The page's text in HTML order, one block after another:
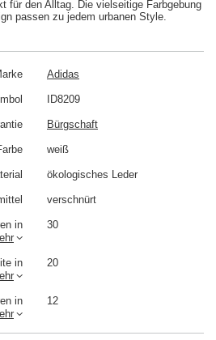
für den Alltag. Die vielseitige Farbgebung
passen zu jedem urbanen Style.
Adidas
ID8209
Bürgschaft
weiß
ökologisches Leder
verschnürt
in
30
in
20
in
12